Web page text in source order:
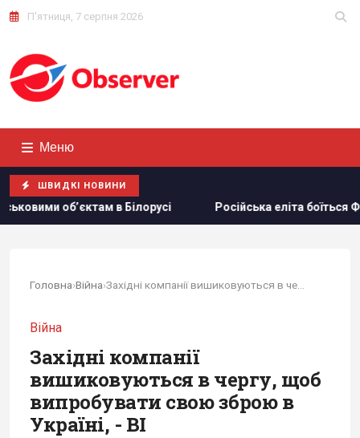
П'ятниця, 7 серпня 2026
Меню
ШВИДКІ НОВИНИ
Російська еліта боїться ФСБ, яка дедалі
Головна›Війна›
Війна
Західні компанії
вишиковуються в чергу, щоб
випробувати свою зброю в
Україні, - BI